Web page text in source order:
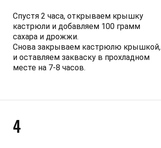
Спустя 2 часа, открываем крышку
кастрюли и добавляем 100 грамм
сахара и дрожжи.
Снова закрываем кастрюлю крышкой,
и оставляем закваску в прохладном
месте на 7-8 часов.
4